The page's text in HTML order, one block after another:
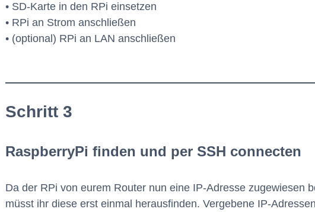
• SD-Karte in den RPi einsetzen
• RPi an Strom anschließen
• (optional) RPi an LAN anschließen
Schritt 3
RaspberryPi finden und per SSH connecten
Da der RPi von eurem Router nun eine IP-Adresse zugewiesen
müsst ihr diese erst einmal herausfinden. Vergebene IP-